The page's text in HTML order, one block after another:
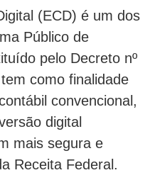
(ECD) é um dos
Público de
pelo Decreto nº
como finalidade
convencional,
digital
mais segura e
Receita Federal.